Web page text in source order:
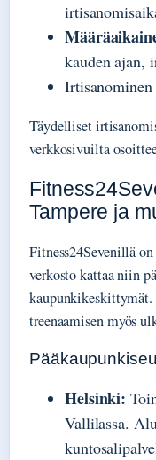
kauden ajan,
Täydelliset
verkkosivuilta
Tampere ja
Fitness24Sevenillä
verkosto kattaa niin
treenaamisen myös
Helsinki:
Vallilassa.